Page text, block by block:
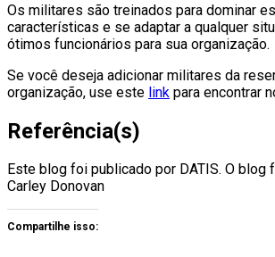
Os militares são treinados para dominar
características e se adaptar a qualquer
ótimos funcionários para sua organização.
Se você deseja adicionar militares da
organização, use este link para encontrar
Referência(s)
Este blog foi publicado por DATIS. O blog
Carley Donovan
Compartilhe isso: